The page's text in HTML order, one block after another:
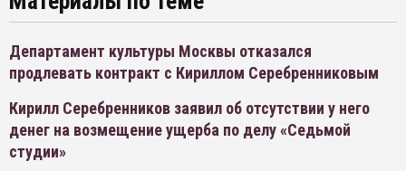
Департамент культуры Москвы отказался
продлевать контракт с Кириллом Серебренниковым
Кирилл Серебренников заявил об отсутствии у него
денег на возмещение ущерба по делу «Седьмой
студии»